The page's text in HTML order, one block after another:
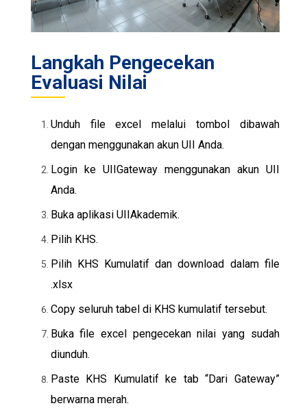
Langkah Pengecekan
Evaluasi Nilai
Unduh file excel melalui tombol dibawah
dengan menggunakan akun UII Anda.
Login ke UIIGateway menggunakan akun UII
Anda.
Buka aplikasi UIIAkademik.
Pilih KHS.
Pilih KHS Kumulatif dan download dalam file
.xlsx
Copy seluruh tabel di KHS kumulatif tersebut.
Buka file excel pengecekan nilai yang sudah
diunduh.
Paste KHS Kumulatif ke tab “Dari Gateway”
berwarna merah.